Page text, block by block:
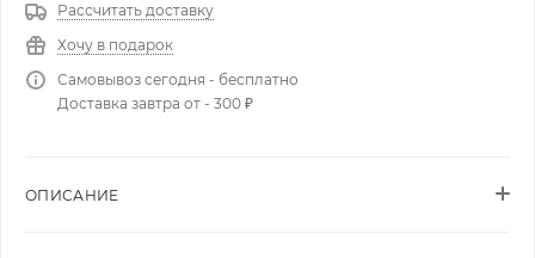
Рассчитать доставку
Хочу в подарок
Самовывоз сегодня - бесплатно
Доставка завтра от - 300 ₽
ОПИСАНИЕ